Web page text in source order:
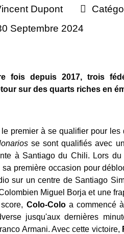
Dupont
Septembre 2024
fois depuis 2017, trois
sur des quarts riches en
premier à se qualifier pour les
se sont qualifiés avec
à Santiago du Chili. Lors
première occasion pour
sur un centre de Santiago
Miguel Borja et une
Colo-Coloa commencé
jusqu'aux dernières
Armani. Avec cette victoire,